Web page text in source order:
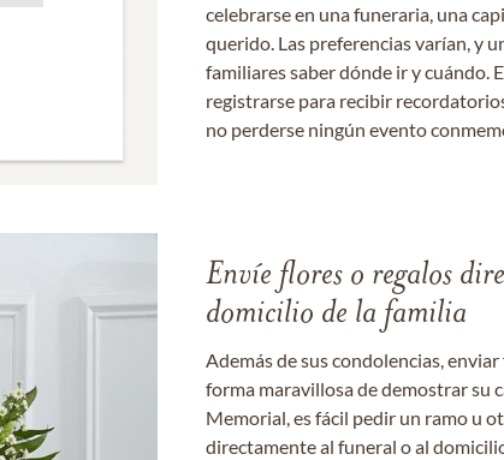
celebrarse en una funeraria, una
querido. Las preferencias varían, y
familiares saber dónde ir y cuándo.
registrarse para recibir
no perderse ningún evento
Envíe flores o regalos
domicilio de la familia
Además de sus condolencias,
forma maravillosa de demostrar su
Memorial, es fácil pedir un ramo u
directamente al funeral o al